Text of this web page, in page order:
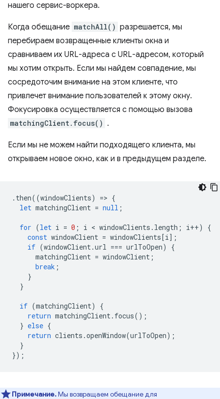
нашего сервис-воркера.
Когда обещание matchAll() разрешается, мы
перебираем возвращенные клиенты окна и
сравниваем их URL-адреса с URL-адресом, который
мы хотим открыть. Если мы найдем совпадение, мы
сосредоточим внимание на этом клиенте, что
привлечет внимание пользователей к этому окну.
Фокусировка осуществляется с помощью вызова
matchingClient.focus() .
Если мы не можем найти подходящего клиента, мы
открываем новое окно, как и в предыдущем разделе.
. then((windowClients) => {
let matchingClient = null ;
for (let i = 0 ; i < windowClients . length ; i++)
{
const windowClient = windowClients[i];
if (windowClient.url === urlToOpen)
{
matchingClient = windowClient ;
break ;
}
}
if (matchingClient)
{
return matchingClient. focus();
} else {
return clients .openWindow(urlToOpen);
}
});
Примечание.Мы возвращаем обещание для